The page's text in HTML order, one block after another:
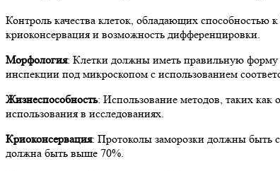
Контроль качества клеток, обладающих
криоконсервация и возможность дифференцировки.
Морфология: Клетки должны иметь правильную форму
инспекции под микроскопом с использованием
Жизнеспособность: Использование методов, таких
использования в исследованиях.
Криоконсервация: Протоколы заморозки должны быть
должна быть выше 70%.